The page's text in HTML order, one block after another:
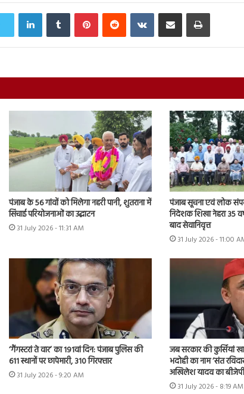
LinkedInTumblr PinterestReddit VKontakteShare via Email Print
पंजाब के 56 गांवों को मिलेगा नहरी पानी, शुतराना में
सिंचाई परियोजनाओं का उद्घाटन
31 July 2026 - 11:31 AM
पंजाब सूचना एवं लोक
निदेशक शिखा नेहरा 35
बाद सेवानिवृत्त
31 July 2026 - 11:00
‘गैंगस्टरां ते वार’ का 191वां दिन: पंजाब पुलिस की
611 स्थानों पर छापेमारी, 310 गिरफ्तार
31 July 2026 - 9:20 AM
जब सरकार की कुर्सियां
भदोही का नाम ‘संत
अखिलेश यादव का
31 July 2026 - 8:19 AM